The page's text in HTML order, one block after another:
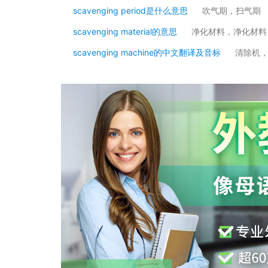
scavenging period是什么意思 吹气期，扫气期
scavenging material的意思 净化材料，净化材料
scavenging machine的中文翻译及音标 清除机